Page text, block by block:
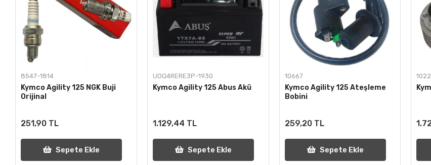
8547-1814
Kymco Agility 125 NGK Buji
Orijinal
251,90 TL
Sepete Ekle
UOQ4RERE3P-1930
Kymco Agility 125 Abus Akü
1.129,44 TL
Sepete Ekle
10667
Kymco Agility 125 Ateşleme
Bobini
259,20 TL
Sepete Ekle